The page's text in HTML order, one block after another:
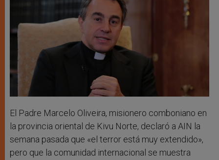
El Padre Marcelo Oliveira, misionero comboniano en
la provincia oriental de Kivu Norte, declaró a AIN la
semana pasada que «el terror está muy extendido»,
pero que la comunidad internacional se muestra